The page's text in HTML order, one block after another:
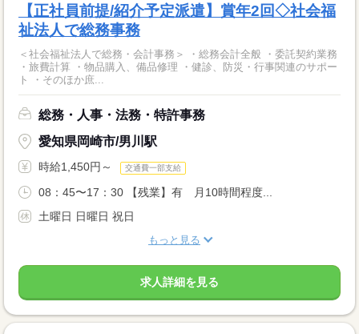
【正社員前提/紹介予定派遣】賞年2回◇社会福
祉法人で総務事務
＜社会福祉法人で総務・会計事務＞ ・総務会計全般 ・委託契約業務
・旅費計算 ・物品購入、備品修理 ・健診、防災・行事関連のサポー
ト ・そのほか庶...
総務・人事・法務・特許事務
愛知県岡崎市/男川駅
時給1,450円～ 交通費一部支給
08：45〜17：30 【残業】有 月10時間程度...
土曜日 日曜日 祝日
もっと見る
求人詳細を見る